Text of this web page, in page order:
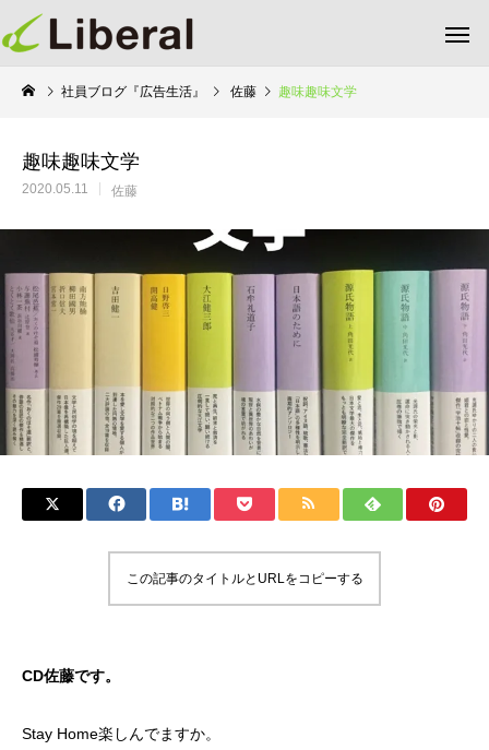
社員ブログ『広告生活』 佐藤 趣味趣味文学
趣味趣味文学
2020.05.11 佐藤
この記事のタイトルとURLをコピーする
CD佐藤です。
Stay Home楽しんでますか。